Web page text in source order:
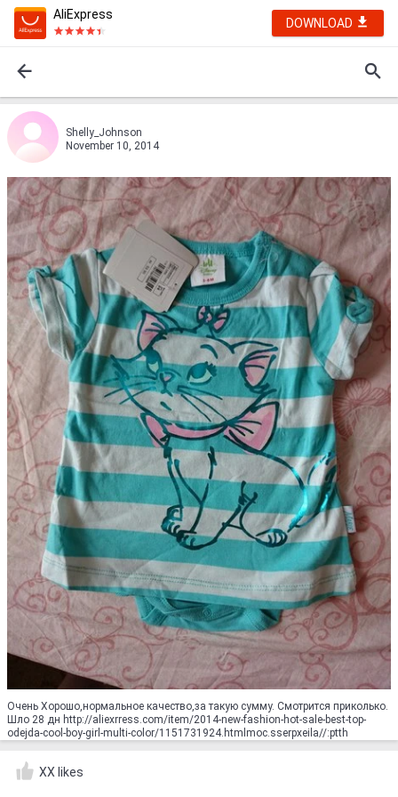
AliExpress
DOWNLOAD
Shelly_Johnson
November 10, 2014
Очень Хорошо,нормальное качество,за такую сумму. Смотрится приколько.
Шло 28 дн http://aliexrress.com/item/2014-new-fashion-hot-sale-best-top-
odejda-cool-boy-girl-multi-color/1151731924.html‮http://aliexpress.com
XX likes